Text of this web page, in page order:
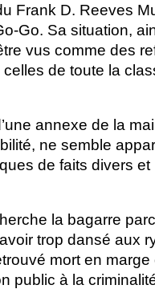
Frank D. Reeves
Go. Sa situation,
vus comme des
de toute la
annexe de la
ne semble
de faits divers
la bagarre
trop dansé aux
mort en marge
public à la